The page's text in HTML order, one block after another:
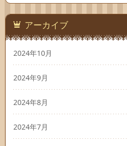
アーカイブ
2024年10月
2024年9月
2024年8月
2024年7月